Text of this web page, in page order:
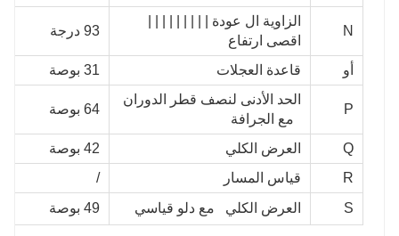
N
الزاوية ال عودة | | | | | | | | |
اقصى ارتفاع
93 درجة
أو قاعدة العجلات 31 بوصة
P
الحد الأدنى لنصف قطر الدوران
مع الجرافة
64 بوصة
Q العرض الكلي 42 بوصة
R
قياس المسار /
S
العرض الكلي مع دلو قياسي 49 بوصة